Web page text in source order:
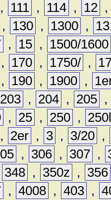
, 111 , 114 , 12
, 130 , 1300 ,
, 15 ,
1500/1600
, 170 , 1750/ ,
, 190 , 1900 ,
203 , 204 , 205 ,
, 25 , 250 ,
, 2er , 3 , 3/20 ,
, 306 , 307 ,
348 , 350z ,
356
, 4008 , 403 ,